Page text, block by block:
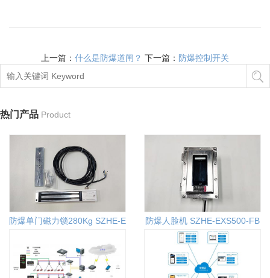
上一篇： 什么是防爆道闸？ 下一篇： 防爆控制开关
热门产品 Product
防爆单门磁力锁280Kg SZHE-EX280T防爆人脸机 SZHE-EXS500-FB